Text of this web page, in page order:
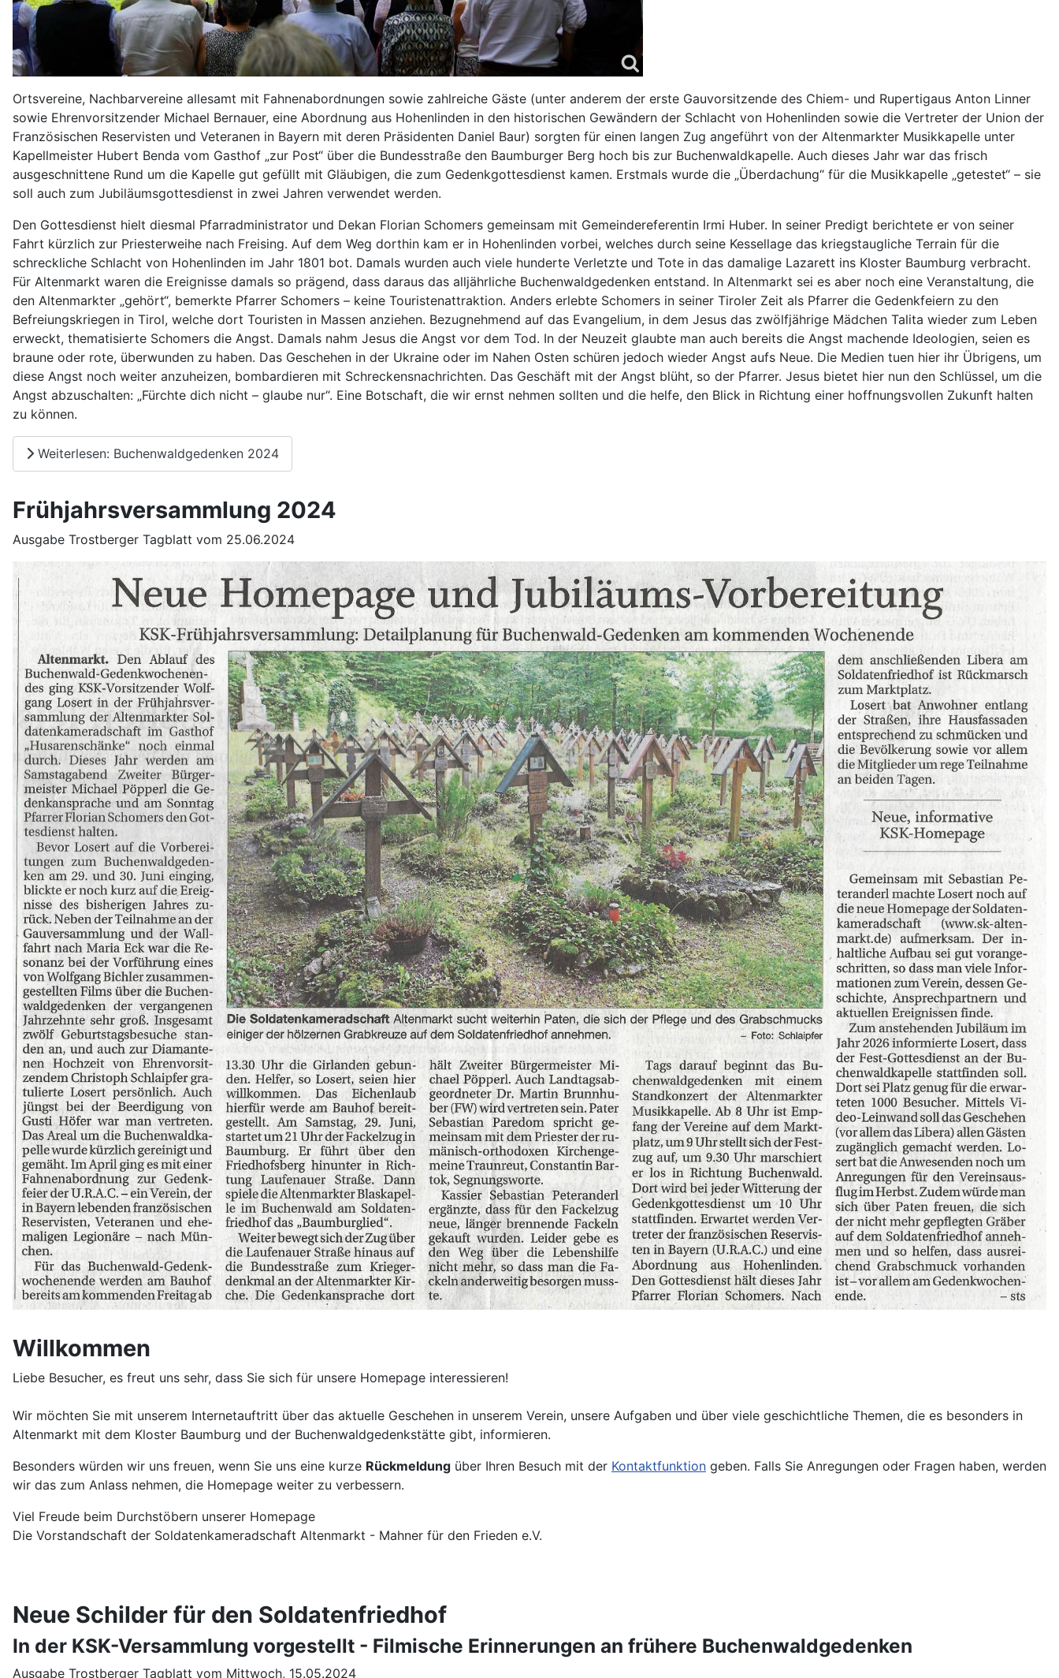
Ortsvereine, Nachbarvereine allesamt mit Fahnenabordnungen sowie zahlreiche Gäste (unter anderem der erste Gauvorsitzende des Chiem- und Rupertigaus Anton Linner
sowie Ehrenvorsitzender Michael Bernauer, eine Abordnung aus Hohenlinden in den historischen Gewändern der Schlacht von Hohenlinden sowie die Vertreter der Union der
Französischen Reservisten und Veteranen in Bayern mit deren Präsidenten Daniel Baur) sorgten für einen langen Zug angeführt von der Altenmarkter Musikkapelle unter
Kapellmeister Hubert Benda vom Gasthof „zur Post“ über die Bundesstraße den Baumburger Berg hoch bis zur Buchenwaldkapelle. Auch dieses Jahr war das frisch
ausgeschnittene Rund um die Kapelle gut gefüllt mit Gläubigen, die zum Gedenkgottesdienst kamen. Erstmals wurde die „Überdachung“ für die Musikkapelle „getestet“ – sie
soll auch zum Jubiläumsgottesdienst in zwei Jahren verwendet werden.
Den Gottesdienst hielt diesmal Pfarradministrator und Dekan Florian Schomers gemeinsam mit Gemeindereferentin Irmi Huber. In seiner Predigt berichtete er von seiner
Fahrt kürzlich zur Priesterweihe nach Freising. Auf dem Weg dorthin kam er in Hohenlinden vorbei, welches durch seine Kessellage das kriegstaugliche Terrain für die
schreckliche Schlacht von Hohenlinden im Jahr 1801 bot. Damals wurden auch viele hunderte Verletzte und Tote in das damalige Lazarett ins Kloster Baumburg verbracht.
Für Altenmarkt waren die Ereignisse damals so prägend, dass daraus das alljährliche Buchenwaldgedenken entstand. In Altenmarkt sei es aber noch eine Veranstaltung, die
den Altenmarkter „gehört“, bemerkte Pfarrer Schomers – keine Touristenattraktion. Anders erlebte Schomers in seiner Tiroler Zeit als Pfarrer die Gedenkfeiern zu den
Befreiungskriegen in Tirol, welche dort Touristen in Massen anziehen. Bezugnehmend auf das Evangelium, in dem Jesus das zwölfjährige Mädchen Talita wieder zum Leben
erweckt, thematisierte Schomers die Angst. Damals nahm Jesus die Angst vor dem Tod. In der Neuzeit glaubte man auch bereits die Angst machende Ideologien, seien es
braune oder rote, überwunden zu haben. Das Geschehen in der Ukraine oder im Nahen Osten schüren jedoch wieder Angst aufs Neue. Die Medien tuen hier ihr Übrigens, um
diese Angst noch weiter anzuheizen, bombardieren mit Schreckensnachrichten. Das Geschäft mit der Angst blüht, so der Pfarrer. Jesus bietet hier nun den Schlüssel, um die
Angst abzuschalten: „Fürchte dich nicht – glaube nur“. Eine Botschaft, die wir ernst nehmen sollten und die helfe, den Blick in Richtung einer hoffnungsvollen Zukunft halten
zu können.
Weiterlesen: Buchenwaldgedenken 2024
Frühjahrsversammlung 2024
Ausgabe Trostberger Tagblatt vom 25.06.2024
Willkommen
Liebe Besucher, es freut uns sehr, dass Sie sich für unsere Homepage interessieren!
Wir möchten Sie mit unserem Internetauftritt über das aktuelle Geschehen in unserem Verein, unsere Aufgaben und über viele geschichtliche Themen, die es besonders in
Altenmarkt mit dem Kloster Baumburg und der Buchenwaldgedenkstätte gibt, informieren.
Besonders würden wir uns freuen, wenn Sie uns eine kurze Rückmeldung über Ihren Besuch mit der Kontaktfunktion geben. Falls Sie Anregungen oder Fragen haben, werden
wir das zum Anlass nehmen, die Homepage weiter zu verbessern.
Viel Freude beim Durchstöbern unserer Homepage
Die Vorstandschaft der Soldatenkameradschaft Altenmarkt - Mahner für den Frieden e.V.
Neue Schilder für den Soldatenfriedhof
In der KSK-Versammlung vorgestellt - Filmische Erinnerungen an frühere Buchenwaldgedenken
Ausgabe Trostberger Tagblatt vom Mittwoch, 15.05.2024